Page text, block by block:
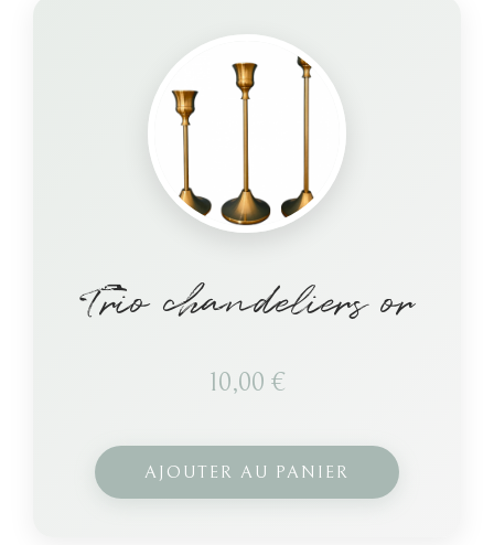
Trio chandeliers or
10,00 €
AJOUTER AU PANIER